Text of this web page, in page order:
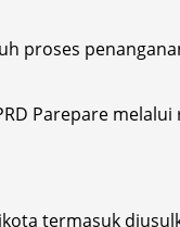
proses
Parepare
termasuk